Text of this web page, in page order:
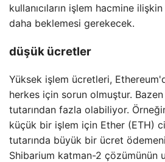
kullanıcıların işlem hacmine
daha beklemesi gerekecek.
düşük ücretler
Yüksek işlem ücretleri,
herkes için sorun olmuştur.
tutarından fazla olabiliyor.
küçük bir işlem için Ether (ETH)
tutarında büyük bir ücret
Shibarium katman-2 çözümünün